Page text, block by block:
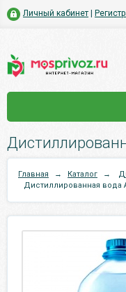
Личный кабинет
Главная → Каталог →
Дистиллированная вода